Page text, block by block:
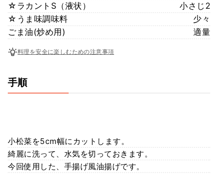
☆ラカントS（液状）
小さじ2
☆うま味調味料
少々
ごま油(炒め用)
適量
料理を安全に楽しむための注意事項
手順
小松菜を5cm幅にカットします。
綺麗に洗って、水気を切っておきます。
今回使用した、手揚げ風油揚げです。